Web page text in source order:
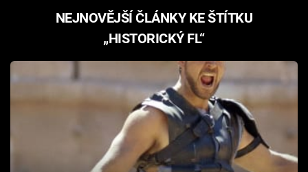
Filmy
NEJNOVĚJŠÍ ČLÁNKY KE ŠTÍTKU
„HISTORICKÝ FL“